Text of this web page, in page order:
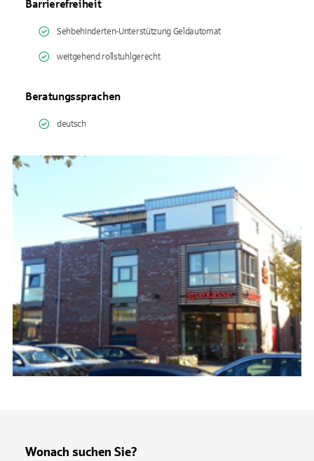
Barrierefreiheit
Sehbehinderten-Unterstützung Geldautomat
weitgehend rollstuhlgerecht
Beratungssprachen
deutsch
Wonach suchen Sie?